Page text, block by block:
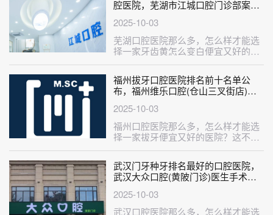
腔医院，芜湖市江城口腔门诊部案例
2025-10-03
芜湖口腔医院那么多，怎么样才能选
择一家牙齿黄怎么变白便宜又好的医
院？这不巧了，刚给大家整理出来一
份牙···
福州拔牙口腔医院排名前十名单公
布，福州维乐口腔(仓山三叉街店)实
2025-10-03
福州口腔医院那么多，怎么样才能选
择一家拔牙便宜又好的医院？这不巧
了，刚给大家整理出来一份拔牙比较
好的···
武汉门牙种牙排名最好的口腔医院，
武汉大众口腔(黄陂门诊)医生手术专
2025-10-03
武汉口腔医院那么多，怎么样才能选